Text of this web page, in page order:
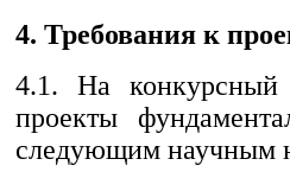
4. Требования к
4.1. На конкурсный
проекты
следующим научным